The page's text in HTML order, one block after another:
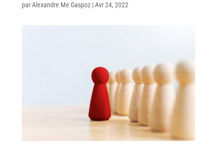
parAlexandre Me Gaspoz|Avr 24, 2022